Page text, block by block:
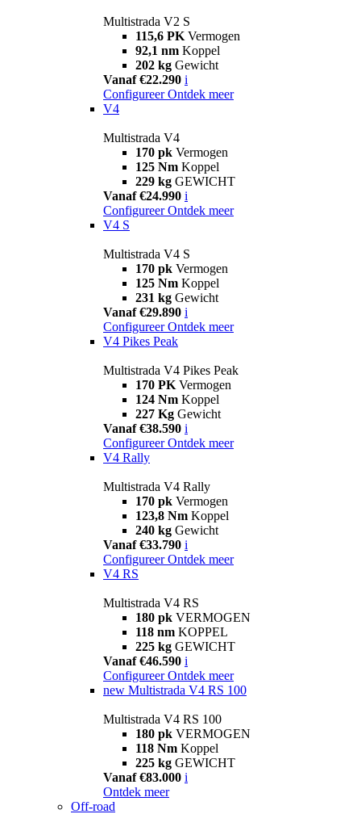
Multistrada V2 S
115,6 PK Vermogen
92,1 nm Koppel
202 kg Gewicht
Vanaf €22.290 i
Configureer Ontdek meer
V4
Multistrada V4
170 pk Vermogen
125 Nm Koppel
229 kg GEWICHT
Vanaf €24.990 i
Configureer Ontdek meer
V4 S
Multistrada V4 S
170 pk Vermogen
125 Nm Koppel
231 kg Gewicht
Vanaf €29.890 i
Configureer Ontdek meer
V4 Pikes Peak
Multistrada V4 Pikes Peak
170 PK Vermogen
124 Nm Koppel
227 Kg Gewicht
Vanaf €38.590 i
Configureer Ontdek meer
V4 Rally
Multistrada V4 Rally
170 pk Vermogen
123,8 Nm Koppel
240 kg Gewicht
Vanaf €33.790 i
Configureer Ontdek meer
V4 RS
Multistrada V4 RS
180 pk VERMOGEN
118 nm KOPPEL
225 kg GEWICHT
Vanaf €46.590 i
Configureer Ontdek meer
new Multistrada V4 RS 100
Multistrada V4 RS 100
180 pk VERMOGEN
118 Nm Koppel
225 kg GEWICHT
Vanaf €83.000 i
Ontdek meer
Off-road